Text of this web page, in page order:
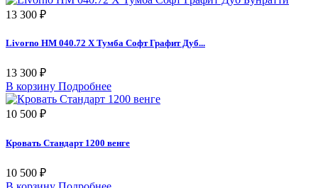
13 300 ₽
Livorno НМ 040.72 Х Тумба Софт Графит Дуб...
13 300 ₽
В корзину Подробнее
10 500 ₽
Кровать Стандарт 1200 венге
10 500 ₽